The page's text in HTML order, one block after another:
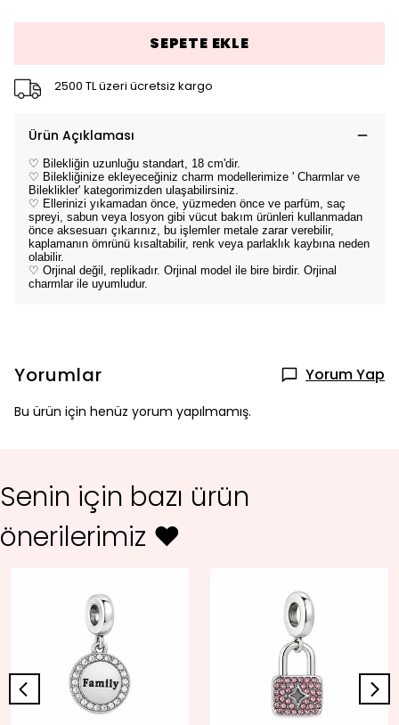
SEPETE EKLE
2500 TL üzeri ücretsiz kargo
Ürün Açıklaması
♡ Bilekliğin uzunluğu standart, 18 cm'dir.
♡ Bilekliğinize ekleyeceğiniz charm modellerimize ' Charmlar ve
Bileklikler' kategorimizden ulaşabilirsiniz.
♡ Ellerinizi yıkamadan önce, yüzmeden önce ve parfüm, saç
spreyi, sabun veya losyon gibi vücut bakım ürünleri kullanmadan
önce aksesuarı çıkarınız, bu işlemler metale zarar verebilir,
kaplamanın ömrünü kısaltabilir, renk veya parlaklık kaybına neden
olabilir.
♡ Orjinal değil, replikadır. Orjinal model ile bire birdir. Orjinal
charmlar ile uyumludur.
Yorumlar Yorum Yap
Bu ürün için henüz yorum yapılmamış.
Senin için bazı ürün
önerilerimiz ♥